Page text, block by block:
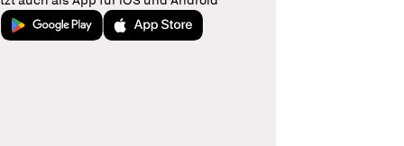
Jetzt bei Google PlayLaden im App Store